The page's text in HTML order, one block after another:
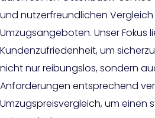
und nutzerfreundlichen
Umzugsangeboten. Unser Fokus
Kundenzufriedenheit, um
nicht nur reibungslos, sondern
Anforderungen entsprechend
Umzugspreisvergleich, um einen